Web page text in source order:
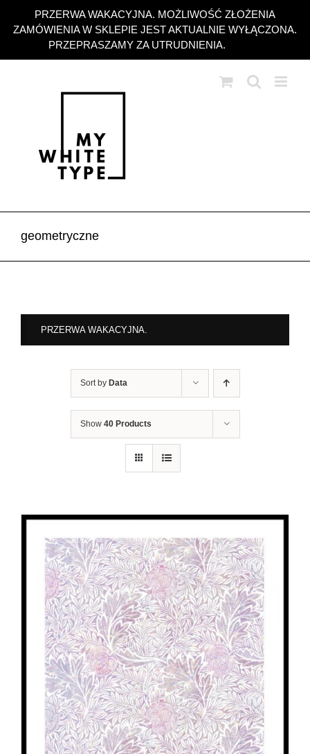
PRZERWA WAKACYJNA. MOŻLIWOŚĆ ZŁOŻENIA
ZAMÓWIENIA W SKLEPIE JEST AKTUALNIE WYŁĄCZONA.
PRZEPRASZAMY ZA UTRUDNIENIA.
zawartości
geometryczne
PRZERWA WAKACYJNA.
Sort by Data
Show 40 Products